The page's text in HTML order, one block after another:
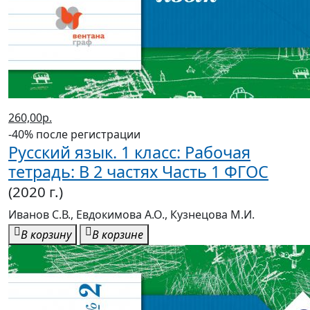
260,00р.
-40% после регистрации
Русский язык. 1 класс: Рабочая
тетрадь: В 2 частях Часть 1 ФГОС
(2020 г.)
Иванов С.В., Евдокимова А.О., Кузнецова М.И.
В корзину
В корзине